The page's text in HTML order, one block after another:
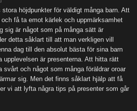
stora höjdpunkter för väldigt många barn. Att
få ta emot kärlek och uppmärksamhet
sig är något som på många sätt är
detta såklart till att man verkligen vill
dag till den absolut bästa för sina barn
upplevelsen är presenterna. Att hitta rätt
svårt och något som många föräldrar oroar
sig. Men det finns såklart hjälp att få
vi att lyfta några tips på presenter som går